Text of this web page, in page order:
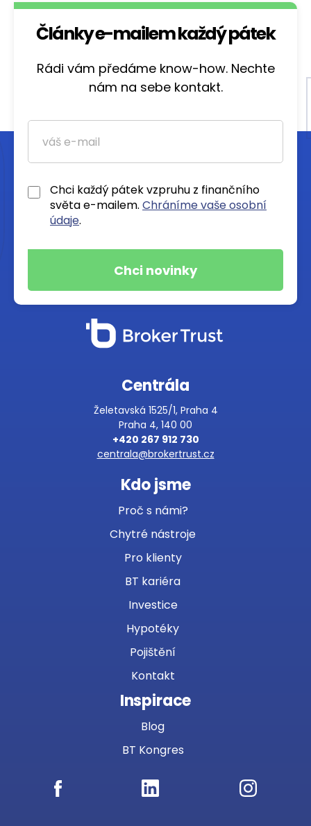
Články e-mailem každý pátek
Rádi vám předáme know-how. Nechte
nám na sebe kontakt.
Chci každý pátek vzpruhu z finančního
světa e-mailem. Chráníme vaše osobní
údaje.
Centrála
Želetavská 1525/1, Praha 4
Praha 4, 140 00
+420 267 912 730
centrala@brokertrust.cz
Kdo jsme
Proč s námi?
Chytré nástroje
Pro klienty
BT kariéra
Investice
Hypotéky
Pojištění
Kontakt
Inspirace
Blog
BT Kongres